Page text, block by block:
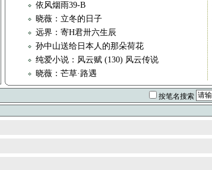
依风烟雨39-B
晓薇：立冬的日子
远界：寄H君卅六生辰
孙中山送给日本人的那朵荷花
纯爱小说：风云赋 (130) 风云传说
晓薇：芒草·路遇
按笔名搜索